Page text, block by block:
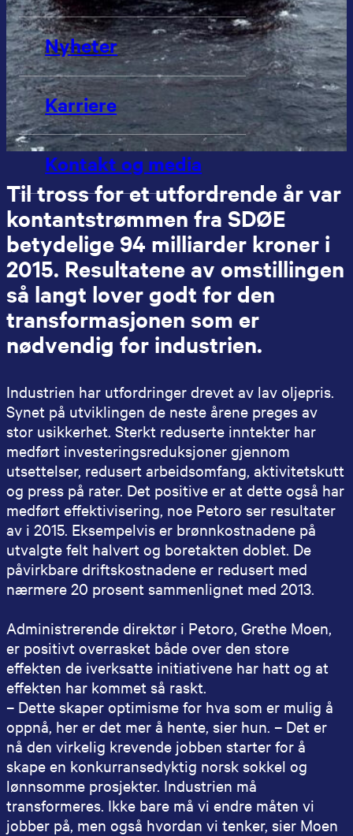
Nyheter
Karriere
Kontakt og media
Til tross for et utfordrende år var
kontantstrømmen fra SDØE
betydelige 94 milliarder kroner i
2015. Resultatene av omstillingen
så langt lover godt for den
transformasjonen som er
nødvendig for industrien.
Industrien har utfordringer drevet av lav oljepris.
Synet på utviklingen de neste årene preges av
stor usikkerhet. Sterkt reduserte inntekter har
medført investeringsreduksjoner gjennom
utsettelser, redusert arbeidsomfang, aktivitetskutt
og press på rater. Det positive er at dette også har
medført effektivisering, noe Petoro ser resultater
av i 2015. Eksempelvis er brønnkostnadene på
utvalgte felt halvert og boretakten doblet. De
påvirkbare driftskostnadene er redusert med
nærmere 20 prosent sammenlignet med 2013.
Administrerende direktør i Petoro, Grethe Moen,
er positivt overrasket både over den store
effekten de iverksatte initiativene har hatt og at
effekten har kommet så raskt.
– Dette skaper optimisme for hva som er mulig å
oppnå, her er det mer å hente, sier hun. – Det er
nå den virkelig krevende jobben starter for å
skape en konkurransedyktig norsk sokkel og
lønnsomme prosjekter. Industrien må
transformeres. Ikke bare må vi endre måten vi
jobber på, men også hvordan vi tenker, sier Moen